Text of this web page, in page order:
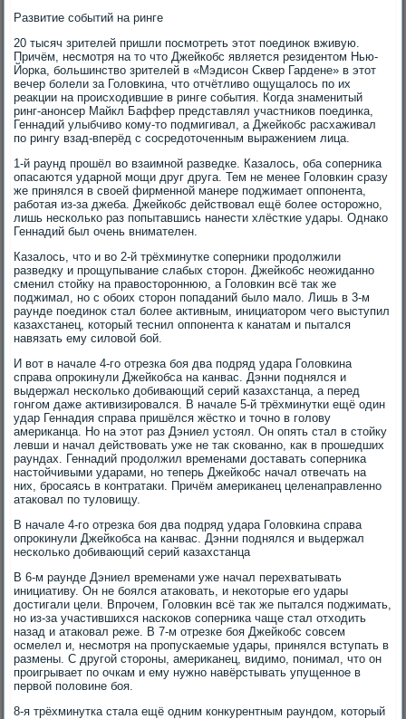
Развитие событий на ринге
20 тысяч зрителей пришли посмотреть этот поединок вживую.
Причём, несмотря на то что Джейкобс является резидентом Нью-
Йорка, большинство зрителей в «Мэдисон Сквер Гардене» в этот
вечер болели за Головкина, что отчётливо ощущалось по их
реакции на происходившие в ринге события. Когда знаменитый
ринг-анонсер Майкл Баффер представлял участников поединка,
Геннадий улыбчиво кому-то подмигивал, а Джейкобс расхаживал
по рингу взад-вперёд с сосредоточенным выражением лица.
1-й раунд прошёл во взаимной разведке. Казалось, оба соперника
опасаются ударной мощи друг друга. Тем не менее Головкин сразу
же принялся в своей фирменной манере поджимает оппонента,
работая из-за джеба. Джейкобс действовал ещё более осторожно,
лишь несколько раз попытавшись нанести хлёсткие удары. Однако
Геннадий был очень внимателен.
Казалось, что и во 2-й трёхминутке соперники продолжили
разведку и прощупывание слабых сторон. Джейкобс неожиданно
сменил стойку на правостороннюю, а Головкин всё так же
поджимал, но с обоих сторон попаданий было мало. Лишь в 3-м
раунде поединок стал более активным, инициатором чего выступил
казахстанец, который теснил оппонента к канатам и пытался
навязать ему силовой бой.
И вот в начале 4-го отрезка боя два подряд удара Головкина
справа опрокинули Джейкобса на канвас. Дэнни поднялся и
выдержал несколько добивающий серий казахстанца, а перед
гонгом даже активизировался. В начале 5-й трёхминутки ещё один
удар Геннадия справа пришёлся жёстко и точно в голову
американца. Но на этот раз Дэниел устоял. Он опять стал в стойку
левши и начал действовать уже не так скованно, как в прошедших
раундах. Геннадий продолжил временами доставать соперника
настойчивыми ударами, но теперь Джейкобс начал отвечать на
них, бросаясь в контратаки. Причём американец целенаправленно
атаковал по туловищу.
В начале 4-го отрезка боя два подряд удара Головкина справа
опрокинули Джейкобса на канвас. Дэнни поднялся и выдержал
несколько добивающий серий казахстанца
В 6-м раунде Дэниел временами уже начал перехватывать
инициативу. Он не боялся атаковать, и некоторые его удары
достигали цели. Впрочем, Головкин всё так же пытался поджимать,
но из-за участившихся наскоков соперника чаще стал отходить
назад и атаковал реже. В 7-м отрезке боя Джейкобс совсем
осмелел и, несмотря на пропускаемые удары, принялся вступать в
размены. С другой стороны, американец, видимо, понимал, что он
проигрывает по очкам и ему нужно навёрстывать упущенное в
первой половине боя.
8-я трёхминутка стала ещё одним конкурентным раундом, который